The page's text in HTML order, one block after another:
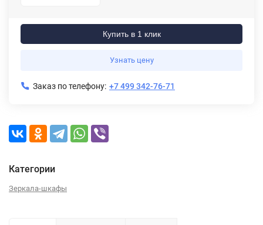
Купить в 1 клик
Узнать цену
Заказ по телефону: +7 499 342-76-71
Категории
Зеркала-шкафы